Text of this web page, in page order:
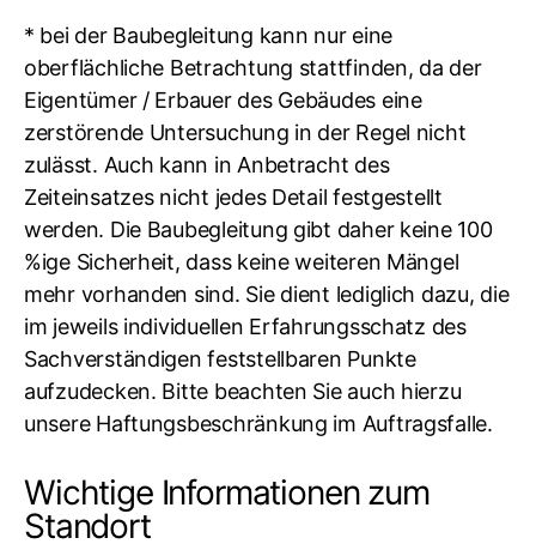
* bei der Baubegleitung kann nur eine
oberflächliche Betrachtung stattfinden, da der
Eigentümer / Erbauer des Gebäudes eine
zerstörende Untersuchung in der Regel nicht
zulässt. Auch kann in Anbetracht des
Zeiteinsatzes nicht jedes Detail festgestellt
werden. Die Baubegleitung gibt daher keine 100
%ige Sicherheit, dass keine weiteren Mängel
mehr vorhanden sind. Sie dient lediglich dazu, die
im jeweils individuellen Erfahrungsschatz des
Sachverständigen feststellbaren Punkte
aufzudecken. Bitte beachten Sie auch hierzu
unsere Haftungsbeschränkung im Auftragsfalle.
Wichtige Informationen zum
Standort